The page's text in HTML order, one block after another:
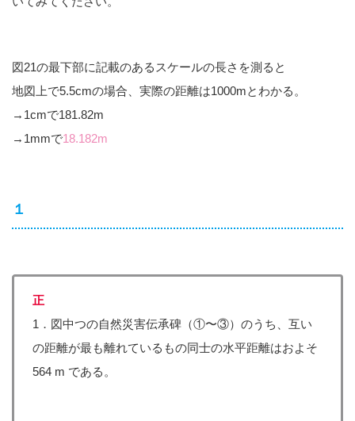
図21の最下部に記載のあるスケールの長さを測ると
地図上で5.5cmの場合、実際の距離は1000mとわかる。
→1cmで181.82m
→1mmで18.182m
１
正
1．図中つの自然災害伝承碑（①〜③）のうち、互い
の距離が最も離れているもの同士の水平距離はおよそ
564 m である。